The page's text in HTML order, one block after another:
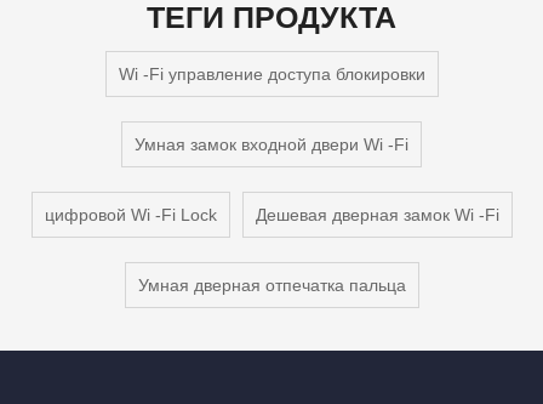
ТЕГИ ПРОДУКТА
Wi -Fi управление доступа блокировки
Умная замок входной двери Wi -Fi
цифровой Wi -Fi Lock Дешевая дверная замок Wi -Fi
Умная дверная отпечатка пальца